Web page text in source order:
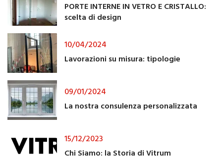
PORTE INTERNE IN VETRO E CRISTALLO:
scelta di design
10/04/2024
Lavorazioni su misura: tipologie
09/01/2024
La nostra consulenza personalizzata
15/12/2023
Chi Siamo: la Storia di Vitrum